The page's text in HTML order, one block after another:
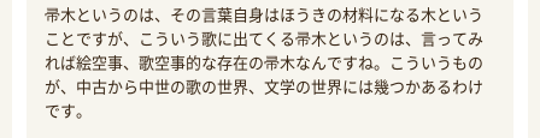
帚木というのは、その言葉自身はほうきの材料になる木という
ことですが、こういう歌に出てくる帚木というのは、言ってみ
れば絵空事、歌空事的な存在の帚木なんですね。こういうもの
が、中古から中世の歌の世界、文学の世界には幾つかあるわけ
です。